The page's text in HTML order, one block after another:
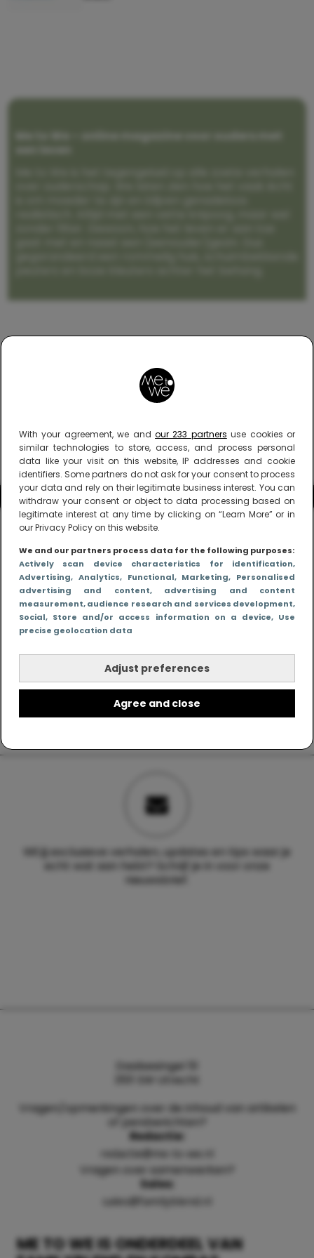
With your agreement, we and our 233 partners use cookies or
similar technologies to store, access, and process personal
data like your visit on this website, IP addresses and cookie
identifiers. Some partners do not ask for your consent to process
your data and rely on their legitimate business interest. You can
withdraw your consent or object to data processing based on
legitimate interest at any time by clicking on “Learn More” or in
our Privacy Policy on this website.
We and our partners process data for the following purposes:
Actively scan device characteristics for identification,
Advertising, Analytics, Functional, Marketing, Personalised
advertising and content, advertising and content
measurement, audience research and services development,
Social, Store and/or access information on a device, Use
precise geolocation data
Adjust preferences
Agree and close
Me to We – online magazine voor ouders met
Wil jij exclusieve verhalen, updates en tips waar je
echt wat aan hebt? Schrijf je in voor onze
nieuwsbrief.
ME TO WE IS ONDERDEEL VAN
Daalsesingel 51
3511 SW Utrecht
Vragen/opmerkingen over de inhoud van artikelen
of persberichten?
Redactie:
redactie@me-to-we.nl
Vragen over samenwerken?
Sales:
sales@familyblend.nl